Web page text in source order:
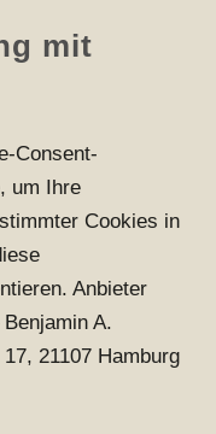
mit
Consent-
um Ihre
Cookies in
Anbieter
A.
21107 Hamburg